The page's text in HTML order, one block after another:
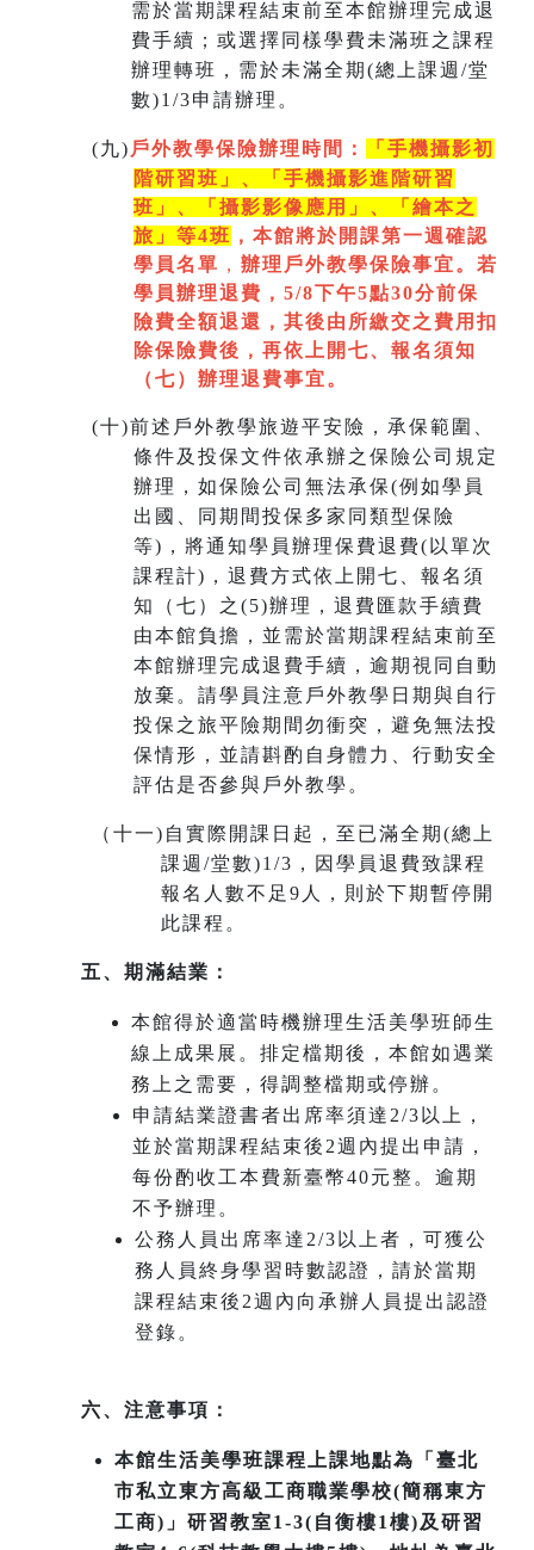
需於當期課程結束前至本館辦理完成退
費手續；或選擇同樣學費未滿班之課程
辦理轉班，需於未滿全期(總上課週/堂
數)1/3申請辦理。
(九)戶外教學保險辦理時間：
「手機攝影初
階研習班」、「手機攝影進階研習
班」、「 攝影影像應用」、「繪本之
旅」等4班 ，本館將於開課第一週確認
學員名單 ， 辦理戶外教學保險事宜。若
學員辦理退費，5/8下午5點30分前保
險費全額退還，其後由所繳交之費用扣
除保險費後，再依上開七、 報名須知
（七）辦理退費事宜。
(十)前述戶外教學旅遊平安險，承保範圍、
條件及投保文件依承辦之保險公司規定
辦理，如保險公司無法承保(例如學員
出國、同期間投保多家同類型保險
等)，將通知學員辦理保費退費(以單次
課程計)，退費方式依上開七、報名須
知（七）之(5)辦理，退費匯款手續費
由本館負擔，並需於當期課程結束前至
本館辦理完成退費手續， 逾期視同自動
放棄。請學員注意戶外教學日期與自行
投保之旅平險期間勿衝突，避免無法投
保情形，並請斟酌自身體力、行動安全
評估是否參與戶外教學。
（十一) 自實際開課日起，至已滿全期(總上
課週/堂數)1/3，因學員退費致課程
報名人數不足9人，則於下期暫停開
此課程。
五、期滿結業：
本館得於適當時機辦理生活美學班師生
線上成果展。排定檔期後，本館如遇業
務上之需要，得調整檔期或停辦。
申請結業證書者出席率須達2/3以上，
並於當期課程結束後2週內提出申請，
每份酌收工本費新臺幣40元整。逾期
不予辦理。
公務人員出席率達2/3以上者，可獲公
務人員終身學習時數認證，請於當期
課程結束後2週內向承辦人員提出認證
登錄。
六、注意事項：
本館生活美學班課程上課地點為「臺北
市私立東方高級工商職業學校(簡稱東方
工商)」研習教室1-3(自衡樓1樓)及研習